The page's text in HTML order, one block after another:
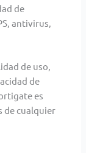
de
antivirus,
de uso,
de
es
de cualquier